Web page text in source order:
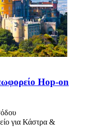
Hop-on
για Κάστρα &